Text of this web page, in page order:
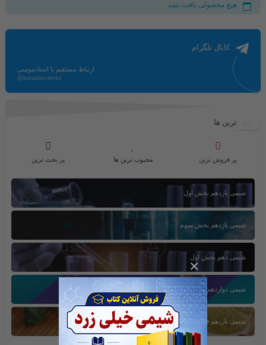
×
هیچ محصولی یافت نشد.
کانال تلگرام
ارتباط مستقیم با استادمومنی
@ostadmomeni
ترین ها
پر فروش ترین محبوب ترین ها پر بحث ترین
شیمی یازدهم بخش اول
شیمی یازدهم بخش سوم
شیمی دهم بخش اول
شیمی دوازدهم بخش سوم
شیمی یازدهم فصل دوم